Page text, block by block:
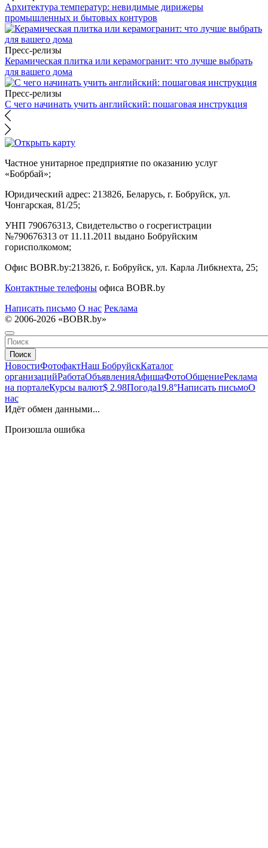
Архитектура температур: невидимые дирижеры
промышленных и бытовых контуров
Пресс-релизы
Керамическая плитка или керамогранит: что лучше выбрать
для вашего дома
Пресс-релизы
С чего начинать учить английский: пошаговая инструкция
Частное унитарное предприятие по оказанию услуг
«Бобрбай»;
Юридический адрес: 213826, Беларусь, г. Бобруйск, ул.
Чонгарская, 81/25;
УНП 790676313, Свидетельство о госрегистрации
№790676313 от 11.11.2011 выдано Бобруйским
горисполкомом;
Офис BOBR.by:213826, г. Бобруйск, ул. Карла Либкнехта, 25;
Контактные телефоны офиса BOBR.by
Написать письмо О нас Реклама
© 2006-2026 «BOBR.by»
Поиск
НовостиФотофактНаш БобруйскКаталог
организацийРаботаОбъявленияАфишаФотоОбщениеРеклама
на порталеКурсы валют$ 2.98Погода19.8°Написать письмоО
нас
Идёт обмен данными...
Произошла ошибка